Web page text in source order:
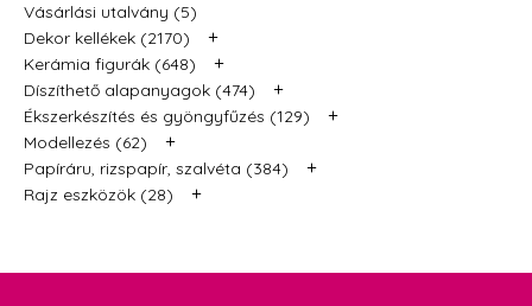
Vásárlási utalvány (5)
Dekor kellékek (2170)
+
Kerámia figurák (648) +
Díszíthető alapanyagok (474) +
Ékszerkészítés és gyöngyfűzés (129) +
Modellezés (62) +
Papíráru, rizspapír, szalvéta (384) +
Rajz eszközök (28) +